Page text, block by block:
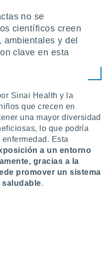
no se
científicos creen
y del
clave en esta
Sinai Health y la
que crecen en
una mayor diversidad
lo que podría
Esta
a un entorno
gracias a la
promover un sistema
.